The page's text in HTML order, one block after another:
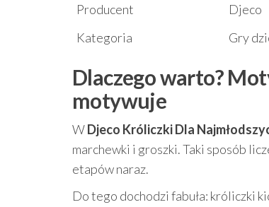
Producent
Djeco
Kategoria
Gry
Dlaczego warto?
motywuje
WDjeco Króliczki Dla
marchewki i groszki. Taki sposób
etapów naraz.
Do tego dochodzi fabuła: króliczki